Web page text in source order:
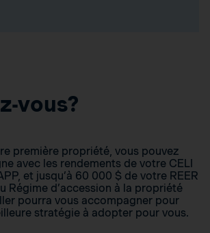
vous?
première propriété, vous pouvez
avec les rendements de votre CELI
et jusqu’à 60 000 $ de votre REER
Régime d’accession à la propriété
pourra vous accompagner pour
stratégie à adopter pour vous.